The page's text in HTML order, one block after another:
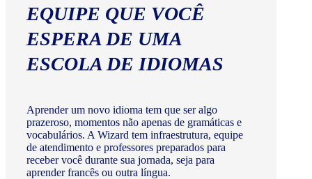
EQUIPE QUE VOCÊ
ESPERA DE UMA
ESCOLA DE IDIOMAS
Aprender um novo idioma tem que ser algo
prazeroso, momentos não apenas de gramáticas e
vocabulários. A Wizard tem infraestrutura, equipe
de atendimento e professores preparados para
receber você durante sua jornada, seja para
aprender francês ou outra língua.